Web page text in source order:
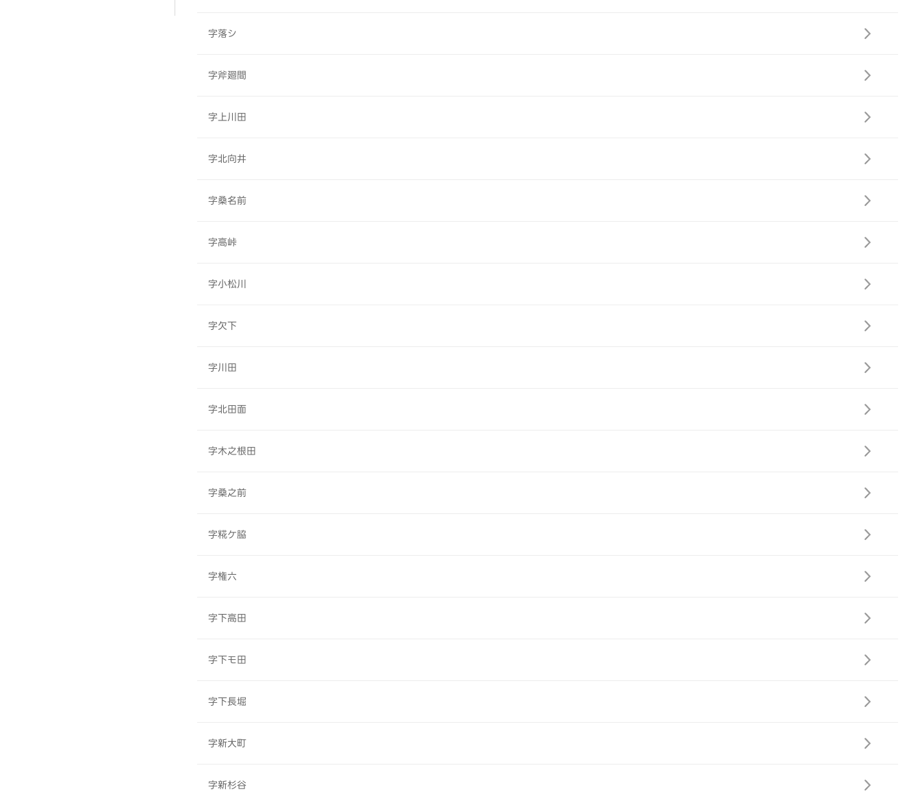
字落シ
字斧廻間
字上川田
字北向井
字桑名前
字高峠
字小松川
字欠下
字川田
字北田面
字木之根田
字桑之前
字糀ケ脇
字権六
字下高田
字下モ田
字下長堀
字新大町
字新杉谷